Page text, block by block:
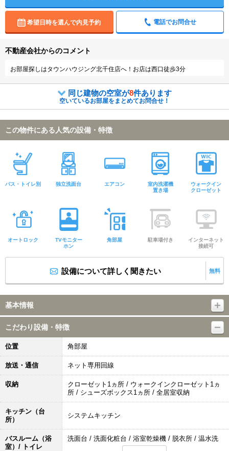
希望日時を選んで内見予約 電話でお問合せ
不動産会社からのコメント
お部屋探しはタウンハウジング北千住店へ！お店は西口徒歩3分
同じ建物の空室が8件あります
空いているお部屋をまとめてお問合せ！
この物件にある人気の設備・特徴
バス・トイレ別 独立洗面台 エアコン
室内洗濯機
置き場
ウォークイン
クローゼット
オートロック
TVモニター
ホン
角部屋 駐車場付き
インターネット
接続可
設備について詳しく聞きたい 無料
基本情報
こだわり設備・特徴
位置 角部屋
放送・通信 ネット専用回線
収納
クローゼット1ヵ所 / ウォークインクローゼット1ヵ
所 / シューズボックス1ヵ所 / 全居室収納
キッチン（台
所）
システムキッチン
バスルーム（浴
室）/ トイレ
洗面台 / 洗面化粧台 / 浴室乾燥機 / 脱衣所 / 温水洗